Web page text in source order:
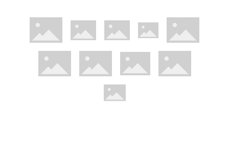
WsPay web stranicaMaestro web stranicaMastercard web stranicaAmerican Express web stranica
Visa web stranica
Diners web stranicaTrustwave certificiranoMastercard sigurnosni kod web
Pci Dss certificirano
Verified by Visa web stranica